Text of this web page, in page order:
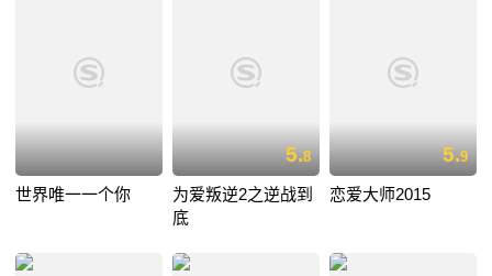
世界唯一一个你
5.8
为爱叛逆2之逆战到
底
5.9
恋爱大师2015